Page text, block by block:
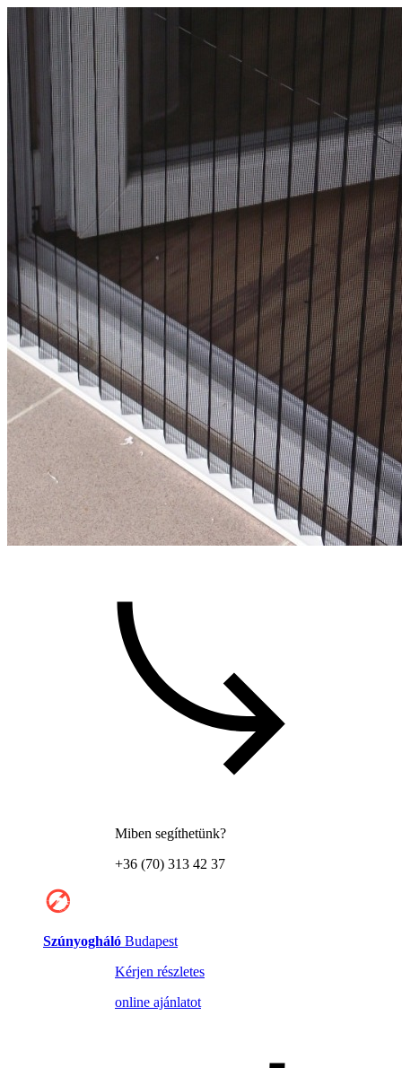
Miben segíthetünk?
+36 (70) 313 42 37
Szúnyogháló Budapest
Kérjen részletes
online ajánlatot